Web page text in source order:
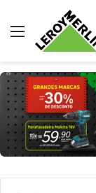
Menu